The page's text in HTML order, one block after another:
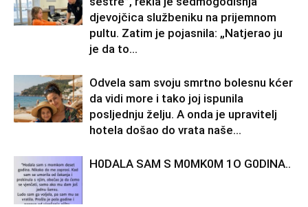
djevojčica službeniku na prijemnom
pultu. Zatim je pojasnila: „Natjerao ju
je da to...
Odvela sam svoju smrtno bolesnu kćer
da vidi more i tako joj ispunila
posljednju želju. A onda je upravitelj
hotela došao do vrata naše...
H0DALA SAM S M0MK0M 1O G0DINA..